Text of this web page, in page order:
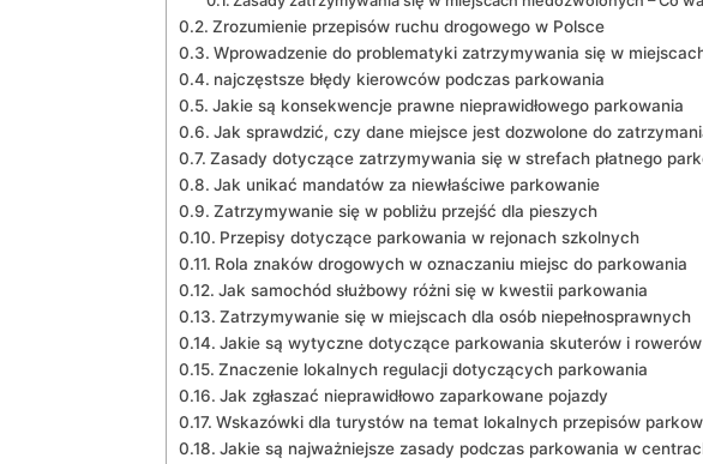
Zrozumienie przepisów ruchu drogowego ⁤w ‌Polsce
Wprowadzenie do problematyki zatrzymywania się​ w
najczęstsze błędy kierowców podczas parkowania
Jakie są ‍konsekwencje prawne‌ nieprawidłowego ⁢parkowania
Jak ‍sprawdzić, czy dane miejsce jest‌ dozwolone⁢ do
Zasady dotyczące zatrzymywania się w strefach płatnego
Jak unikać mandatów​ za ⁤niewłaściwe parkowanie
Zatrzymywanie się ⁤w pobliżu przejść dla pieszych
Przepisy dotyczące parkowania w rejonach szkolnych
Rola znaków drogowych w oznaczaniu miejsc do parkowania
Jak ​samochód służbowy różni się w kwestii parkowania
Zatrzymywanie się w ⁢miejscach dla osób niepełnosprawnych
Jakie są wytyczne dotyczące parkowania skuterów i rowerów
Znaczenie lokalnych regulacji dotyczących parkowania
Jak zgłaszać nieprawidłowo zaparkowane pojazdy
Wskazówki‌ dla turystów na temat lokalnych przepisów
Jakie są najważniejsze ⁢zasady podczas parkowania‍ w